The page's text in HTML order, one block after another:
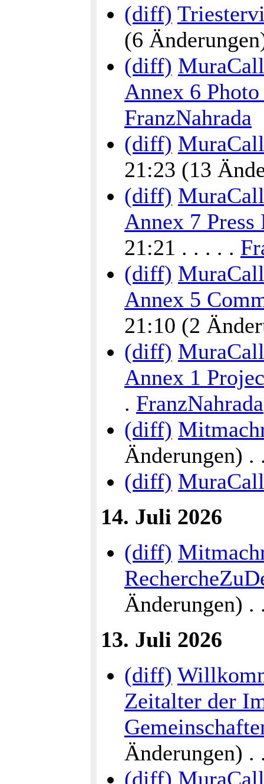
(diff)
(6
(diff)
Annex 6
FranzNahrada
(diff)
21:23 (13
(diff)
Annex 7 Press
21:21 . . . . .
(diff)
Annex 5
21:10 (2
(diff)
Annex 1
. FranzNahrada
(diff)
Änderungen)
(diff)
14. Juli 2026
(diff)
Änderungen)
13. Juli 2026
(diff)
Zeitalter der
Änderungen)
(diff)